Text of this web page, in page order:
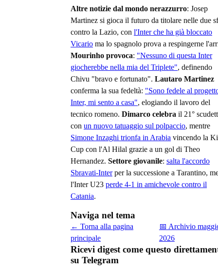
Altre notizie dal mondo nerazzurro: Josep
Martinez si gioca il futuro da titolare nelle due
contro la Lazio, con l'Inter che ha già bloccato
Vicario ma lo spagnolo prova a respingerne
Mourinho provoca: "Nessuno di questa Inter
giocherebbe nella mia del Triplete", definendo
Chivu "bravo e fortunato". Lautaro Martinez
conferma la sua fedeltà: "Sono fedele al
Inter, mi sento a casa", elogiando il lavoro del
tecnico romeno. Dimarco celebra il 21°
con un nuovo tatuaggio sul polpaccio, mentre
Simone Inzaghi trionfa in Arabia vincendo la
Cup con l'Al Hilal grazie a un gol di Theo
Hernandez. Settore giovanile: salta l'accordo
Sbravati-Interper la successione a Tarantino,
l'Inter U23 perde 4-1 in amichevole contro il
Catania.
Naviga nel tema
← Torna alla pagina
principale
📅 Archivio
2026
Ricevi digest come questo
su Telegram